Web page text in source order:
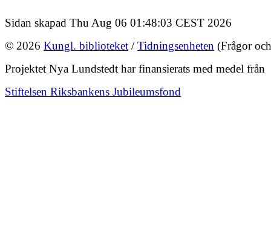
Sidan skapad Thu Aug 06 01:48:03 CEST 2026
© 2026 Kungl. biblioteket /Tidningsenheten (Frågor
Projektet Nya Lundstedt har finansierats med medel från
Stiftelsen Riksbankens Jubileumsfond